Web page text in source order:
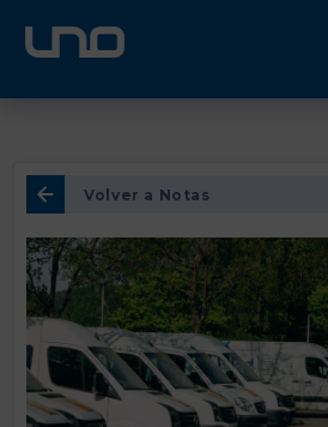
ÚNETE A UNO LOGÍSTICA
Volver a Notas